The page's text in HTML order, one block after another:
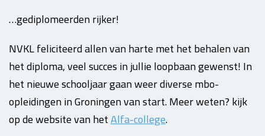
…gediplomeerden rijker!
NVKL feliciteerd allen van harte met het behalen van
het diploma, veel succes in jullie loopbaan gewenst!In
het nieuwe schooljaar gaan weer diverse mbo-
opleidingen in Groningen van start. Meer weten? kijk
op de website van hetAlfa-college.